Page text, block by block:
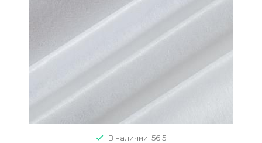
В наличии: 56.5